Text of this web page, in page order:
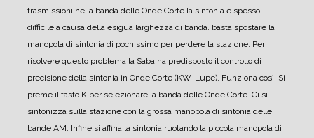
trasmissioni nella banda delle Onde Corte la sintonia è spesso
difficile a causa della esigua larghezza di banda. basta spostare la
manopola di sintonia di pochissimo per perdere la stazione. Per
risolvere questo problema la Saba ha predisposto il controllo di
precisione della sintonia in Onde Corte (KW-Lupe). Funziona così: Si
preme il tasto K per selezionare la banda delle Onde Corte. Ci si
sintonizza sulla stazione con la grossa manopola di sintonia delle
bande AM. Infine si affina la sintonia ruotando la piccola manopola di